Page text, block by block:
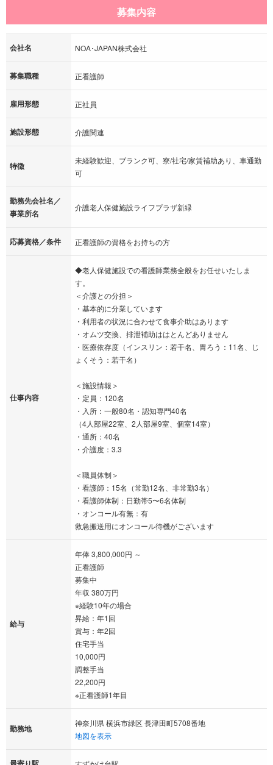
募集内容
会社名 NOA･JAPAN株式会社
募集職種 正看護師
雇用形態 正社員
施設形態 介護関連
特徴
未経験歓迎、ブランク可、寮/社宅/家賃補助あり、車通勤
可
勤務先会社名／
事業所名
介護老人保健施設ライフプラザ新緑
応募資格／条件 正看護師の資格をお持ちの方
仕事内容
◆老人保健施設での看護師業務全般をお任せいたしま
す。
＜介護との分担＞
・基本的に分業しています
・利用者の状況に合わせて食事介助はあります
・オムツ交換、排泄補助ははとんどありません
・医療依存度（インスリン：若干名、胃ろう：11名、じ
ょくそう：若干名）
＜施設情報＞
・定員：120名
・入所：一般80名・認知専門40名
（4人部屋22室、2人部屋9室、個室14室）
・通所：40名
・介護度：3.3
＜職員体制＞
・看護師：15名（常勤12名、非常勤3名）
・看護師体制：日勤帯5〜6名体制
・オンコール有無：有
救急搬送用にオンコール待機がございます
給与
年俸 3,800,000円 ～
正看護師
募集中
年収 380万円
※経験10年の場合
昇給：年1回
賞与：年2回
住宅手当
10,000円
調整手当
22,200円
※正看護師1年目
勤務地
神奈川県 横浜市緑区 長津田町5708番地
地図を表示